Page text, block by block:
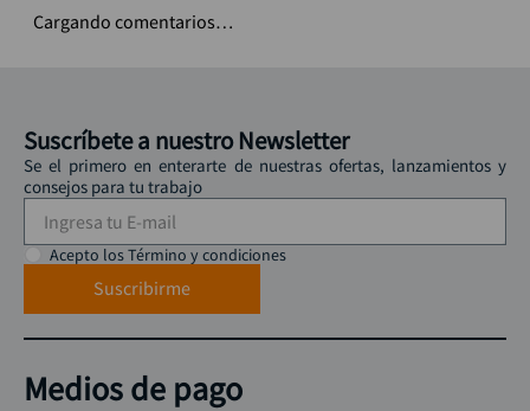
Cargando comentarios…
Suscríbete a nuestro Newsletter
Se el primero en enterarte de nuestras ofertas, lanzamientos y
consejos para tu trabajo
Acepto los Término y condiciones
Suscribirme
Medios de pago